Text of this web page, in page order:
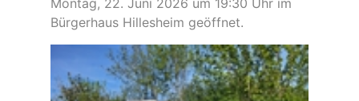
Bürgerhaus Hillesheim geöffnet.